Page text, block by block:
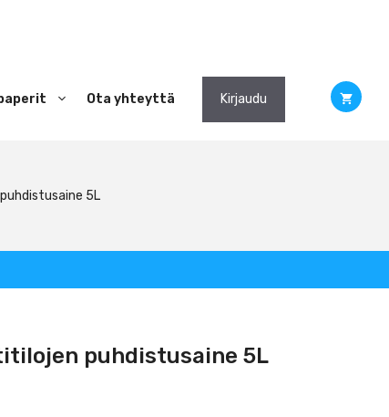
Ota yhteyttä Kirjaudu
5L
puhdistusaine 5L